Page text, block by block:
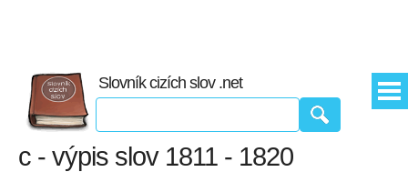
Slovník cizích slov .net
c - výpis slov 1811 - 1820